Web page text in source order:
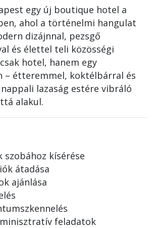
egy új boutique hotel a
ahol a történelmi hangulat
dizájnnal, pezsgő
és élettel teli közösségi
hotel, hanem egy
– étteremmel, koktélbárral és
lazaság estére vibráló
alakul.
szobához kísérése
átadása
ajánlása
feladatok